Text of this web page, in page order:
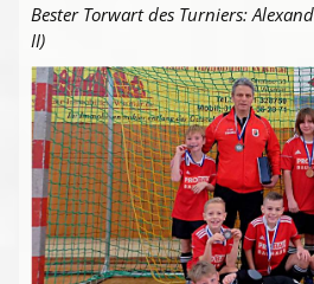
Bester Torwart des Turniers:
II)